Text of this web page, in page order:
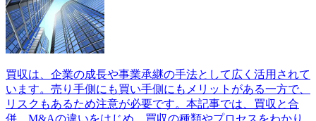
買収は、企業の成長や事業承継の手法として広く活用されて
います。売り手側にも買い手側にもメリットがある一方で、
リスクもあるため注意が必要です。本記事では、買収と合
併、M&Aの違いをはじめ、買収の種類やプロセスをわかり